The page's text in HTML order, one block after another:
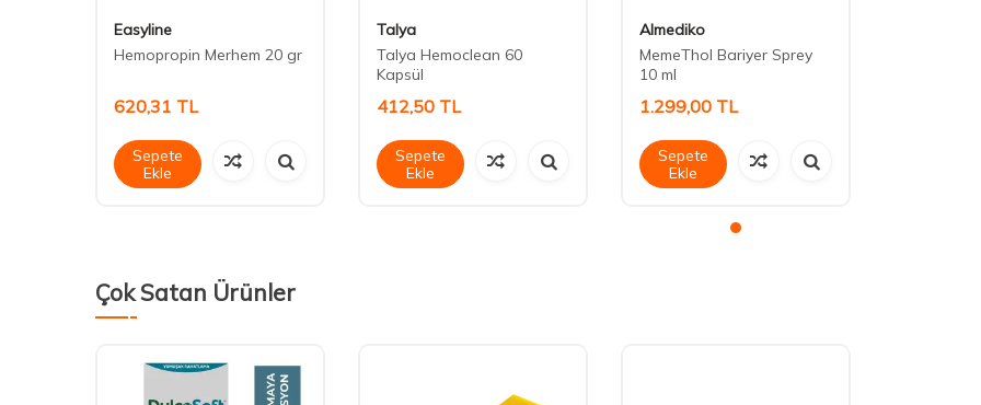
Easyline
Hemopropin Merhem 20 gr
620,31 TL
Sepete
Ekle
Talya
Talya Hemoclean 60
Kapsül
412,50 TL
Sepete
Ekle
Almediko
MemeThol Bariyer Sprey
10 ml
1.299,00 TL
Sepete
Ekle
Çok Satan Ürünler